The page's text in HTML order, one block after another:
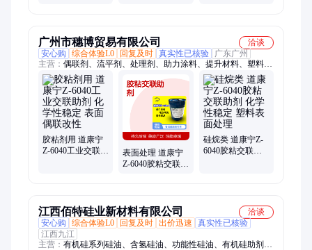
广州市穗博贸易有限公司
洽谈
安心购
综合体验L0 回复及时 真实性已核验
广东广州
主营： 偶联剂、流平剂、处理剂、助力涂料、提升材料、塑料添
加剂、橡胶添加剂、涂料添加剂、塑料改性硅烷、工业级化工原
料
胶粘剂用 道康宁
Z-6040工业交联助
表面处理 道康宁
Z-6040胶粘交联助
硅烷类 道康宁Z-
6040胶粘交联助
江西佰特硅业新材料有限公司
洽谈
安心购
综合体验L0 回复及时 出价迅速
真实性已核验
江西九江
主营： 有机硅系列硅油、含氢硅油、功能性硅油、有机硅助剂、